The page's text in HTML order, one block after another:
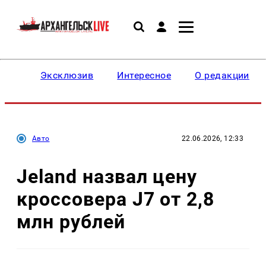
Эксклюзив Интересное О редакции
Авто 22.06.2026, 12:33
Jeland назвал цену
кроссовера J7 от 2,8
млн рублей